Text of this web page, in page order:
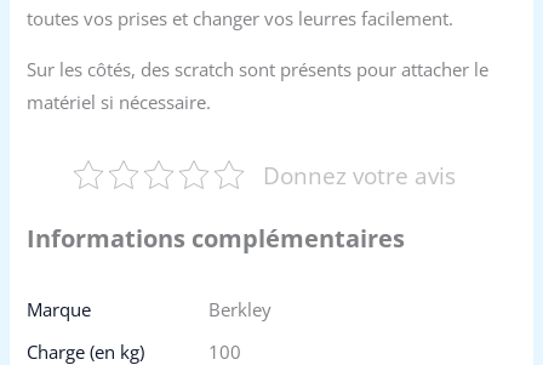
toutes vos prises et changer vos leurres facilement.
Sur les côtés, des scratch sont présents pour attacher le
matériel si nécessaire.
Donnez votre avis
Informations complémentaires
Marque
Berkley
Charge (en kg)
100